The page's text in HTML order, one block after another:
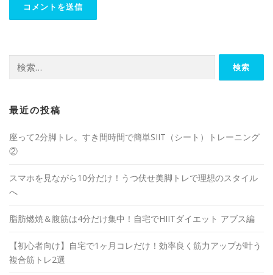
最近の投稿
座って2分脚トレ。すき間時間で簡単SIIT（シート）トレーニング
②
スマホを見ながら10分だけ！うつ伏せ美脚トレで理想のスタイル
へ
脂肪燃焼＆腹筋は4分だけ集中！自宅でHIITダイエット アブス編
【初心者向け】自宅で1ヶ月コレだけ！効率良く筋力アップが叶う
複合筋トレ2選